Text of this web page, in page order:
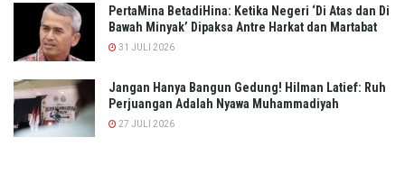
PertaMina BetadiHina: Ketika Negeri ‘Di Atas dan Di
Bawah Minyak’ Dipaksa Antre Harkat dan Martabat​
31 JULI 2026
Jangan Hanya Bangun Gedung! Hilman Latief: Ruh
Perjuangan Adalah Nyawa Muhammadiyah
27 JULI 2026